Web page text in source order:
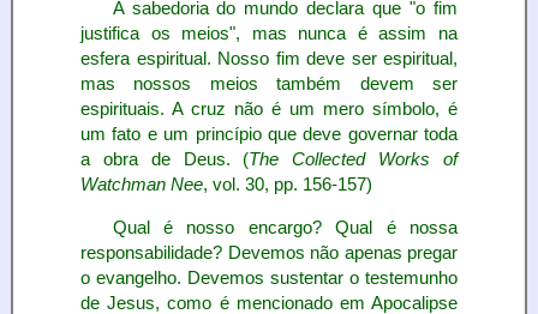
A sabedoria do mundo declara que "o fim
justifica os meios", mas nunca é assim na
esfera espiritual. Nosso fim deve ser espiritual,
mas nossos meios também devem ser
espirituais. A cruz não é um mero símbolo, é
um fato e um princípio que deve governar toda
a obra de Deus. (The Collected Works of
Watchman Nee, vol. 30, pp. 156-157)
Qual é nosso encargo? Qual é nossa
responsabilidade? Devemos não apenas pregar
o evangelho. Devemos sustentar o testemunho
de Jesus, como é mencionado em Apocalipse